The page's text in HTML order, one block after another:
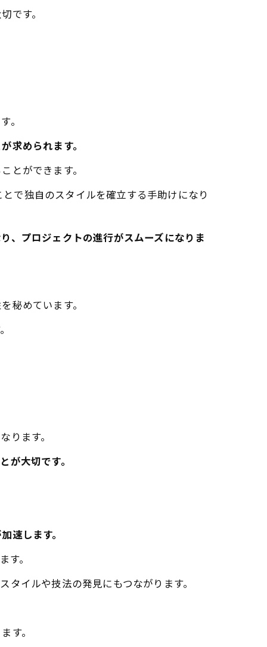
です。
。
求められます。
とができます。
で独自のスタイルを確立する手助けになり
、プロジェクトの進行がスムーズになりま
秘めています。
ります。
が大切です。
速します。
。
イルや技法の発見にもつながります。
す。